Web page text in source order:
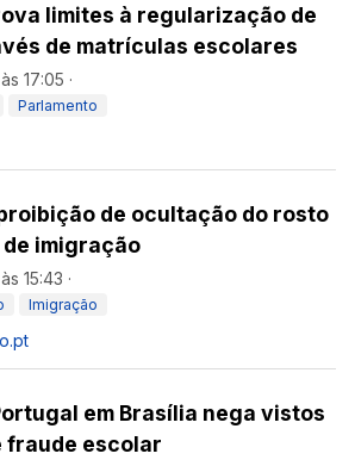
limites à regularização de
de matrículas escolares
17:05 ·
Parlamento
de ocultação do rosto
imigração
15:43 ·
Imigração
em Brasília nega vistos
fraude escolar